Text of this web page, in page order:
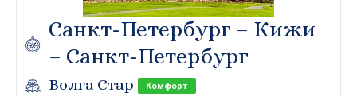
Санкт-Петербург – Кижи
– Санкт-Петербург
Волга Стар Комфорт